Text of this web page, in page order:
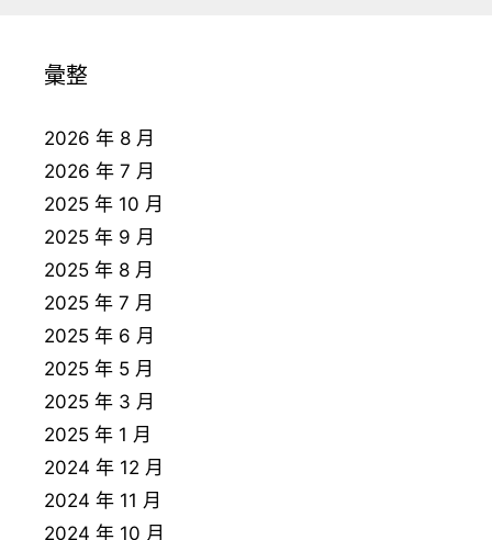
彙整
2026 年 8 月
2026 年 7 月
2025 年 10 月
2025 年 9 月
2025 年 8 月
2025 年 7 月
2025 年 6 月
2025 年 5 月
2025 年 3 月
2025 年 1 月
2024 年 12 月
2024 年 11 月
2024 年 10 月